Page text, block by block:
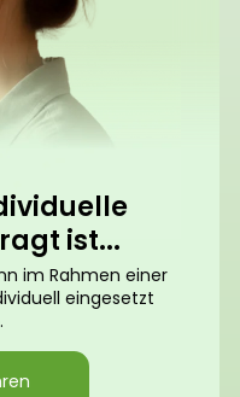
ist...
im Rahmen einer
eingesetzt